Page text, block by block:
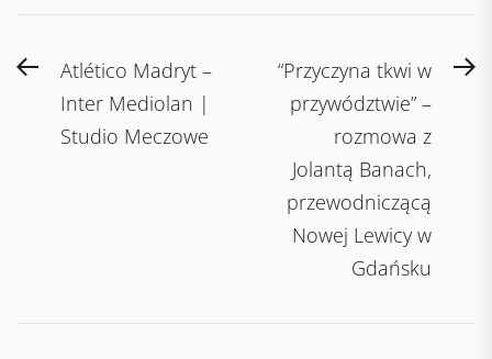
Post
navigation
PreviousAtlético Madryt –
Inter Mediolan |
Studio Meczowe
“Przyczyna tkwi w
przywództwie” –
rozmowa z
Jolantą Banach,
przewodniczącą
Nowej Lewicy w
Gdańsku